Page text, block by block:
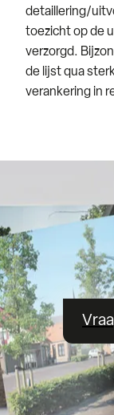
detaillering/
toezicht op de
verzorgd.
de lijst qua
verankering in